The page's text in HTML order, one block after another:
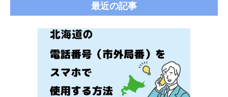
最近の記事